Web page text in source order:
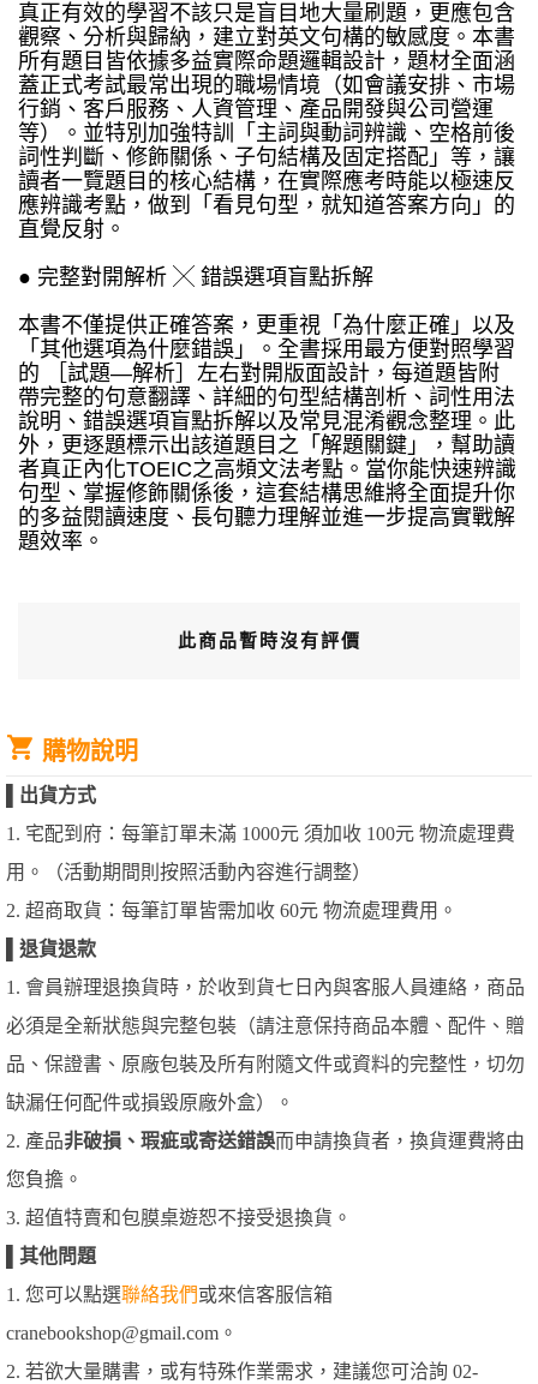
真正有效的學習不該只是盲目地大量刷題，更應包含
觀察、分析與歸納，建立對英文句構的敏感度。本書
所有題目皆依據多益實際命題邏輯設計，題材全面涵
蓋正式考試最常出現的職場情境（如會議安排、市場
行銷、客戶服務、人資管理、產品開發與公司營運
等）。並特別加強特訓「主詞與動詞辨識、空格前後
詞性判斷、修飾關係、子句結構及固定搭配」等，讓
讀者一覽題目的核心結構，在實際應考時能以極速反
應辨識考點，做到「看見句型，就知道答案方向」的
直覺反射。
● 完整對開解析 ╳ 錯誤選項盲點拆解
本書不僅提供正確答案，更重視「為什麼正確」以及
「其他選項為什麼錯誤」。全書採用最方便對照學習
的 ［試題—解析］左右對開版面設計，每道題皆附
帶完整的句意翻譯、詳細的句型結構剖析、詞性用法
說明、錯誤選項盲點拆解以及常見混淆觀念整理。此
外，更逐題標示出該道題目之「解題關鍵」，幫助讀
者真正內化TOEIC之高頻文法考點。當你能快速辨識
句型、掌握修飾關係後，這套結構思維將全面提升你
的多益閱讀速度、長句聽力理解並進一步提高實戰解
題效率。
此商品暫時沒有評價
購物說明
出貨方式
1. 宅配到府：每筆訂單未滿 1000元 須加收 100元 物流處理費
用。（活動期間則按照活動內容進行調整）
2. 超商取貨：每筆訂單皆需加收 60元 物流處理費用。
退貨退款
1. 會員辦理退換貨時，於收到貨七日內與客服人員連絡，商品
必須是全新狀態與完整包裝（請注意保持商品本體、配件、贈
品、保證書、原廠包裝及所有附隨文件或資料的完整性，切勿
缺漏任何配件或損毀原廠外盒）。
2. 產品非破損、瑕疵或寄送錯誤而申請換貨者，換貨運費將由
您負擔。
3. 超值特賣和包膜桌遊恕不接受退換貨。
其他問題
1. 您可以點選聯絡我們或來信客服信箱
cranebookshop@gmail.com。
2. 若欲大量購書，或有特殊作業需求，建議您可洽詢 02-